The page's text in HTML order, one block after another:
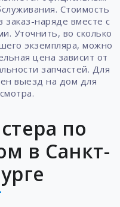
Стоимость
заказ-наряде вместе с
Уточнить, во сколько
экземпляра, можно
цена зависит от
запчастей. Для
выезд на дом для
по
в Санкт-